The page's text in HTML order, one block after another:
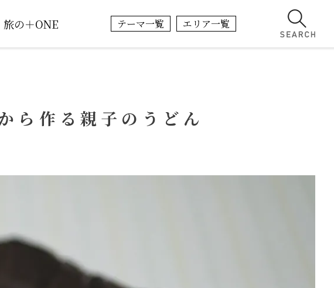
旅の＋ONE テーマ一覧 エリア一覧
ら作る親子のうどん